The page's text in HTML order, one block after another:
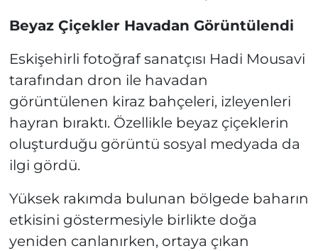
Beyaz Çiçekler Havadan Görüntülendi
Eskişehirli fotoğraf sanatçısı Hadi Mousavi
tarafından dron ile havadan
görüntülenen kiraz bahçeleri, izleyenleri
hayran bıraktı. Özellikle beyaz çiçeklerin
oluşturduğu görüntü sosyal medyada da
ilgi gördü.
Yüksek rakımda bulunan bölgede baharın
etkisini göstermesiyle birlikte doğa
yeniden canlanırken, ortaya çıkan